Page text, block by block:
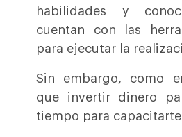
habilidades y
cuentan con las
para ejecutar la
Sin embargo, como
que invertir dinero
tiempo para